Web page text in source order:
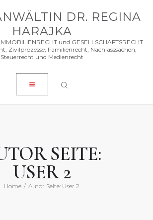
DR. REGINA
HARAJKA
und GESELLSCHAFTSRECHT
Zivilprozesse, Familienrecht, Nachlasssachen,
Steuerrecht und Medienrecht
SEITE:
USER 2
Home Autor Seite: User 2
IN DER NÄHE
ZUM VERKAUF